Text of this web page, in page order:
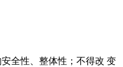
全性、整体性；不得改 变